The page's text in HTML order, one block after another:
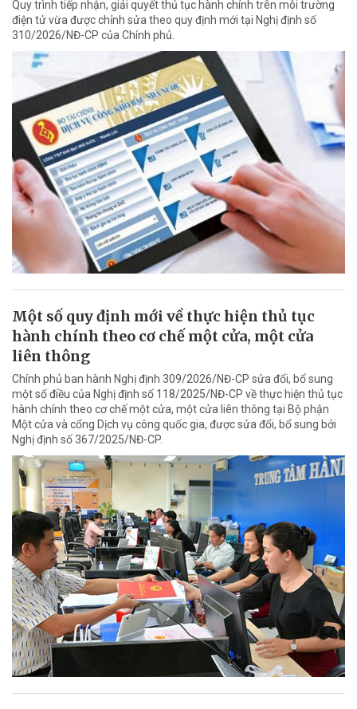
Quy trình tiếp nhận, giải quyết thủ tục hành chính trên môi trường
điện tử vừa được chỉnh sửa theo quy định mới tại Nghị định số
310/2026/NĐ-CP của Chính phủ.
Một số quy định mới về thực hiện thủ tục
hành chính theo cơ chế một cửa, một cửa
liên thông
Chính phủ ban hành Nghị định 309/2026/NĐ-CP sửa đổi, bổ sung
một số điều của Nghị định số 118/2025/NĐ-CP về thực hiện thủ tục
hành chính theo cơ chế một cửa, một cửa liên thông tại Bộ phận
Một cửa và cổng Dịch vụ công quốc gia, được sửa đổi, bổ sung bởi
Nghị định số 367/2025/NĐ-CP.